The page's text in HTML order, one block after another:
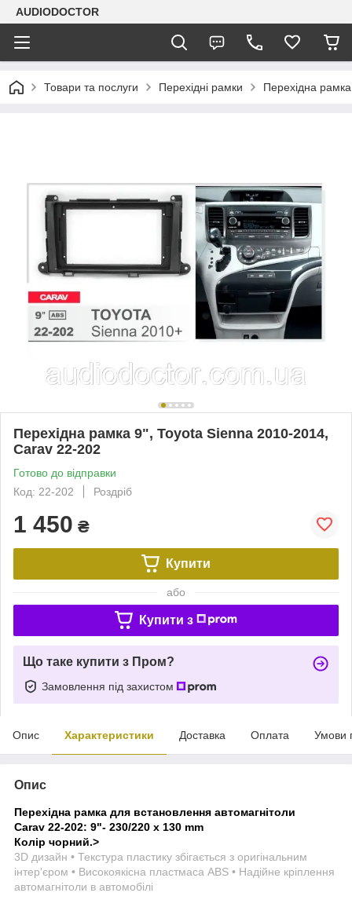
AUDIODOCTOR
Товари та послуги Перехідні рамки Перехідна
Перехідна рамка 9", Toyota Sienna 2010-2014,
Carav 22-202
Готово до відправки
Код: 22-202
Роздріб
1 450 ₴
Купити
або
Купити з
Що таке купити з Пром?
Замовлення під захистом
Опис Характеристики Доставка Оплата Умови
Опис
Перехідна рамка для встановлення автомагнітоли
Carav 22-202: 9"- 230/220 х 130 mm
Колір чорний.>
3D дизайн • Текстура пластику збігається з оригінальним
інтер'єром • Високоякісна пластмаса ABS • Надійне кріплення
автомагнітоли в автомобілі